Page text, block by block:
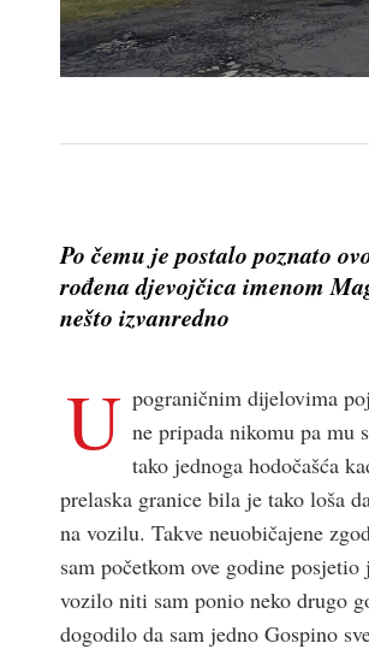
Po čemu je postalo poznato
rođena djevojčica imenom
nešto izvanredno
U pograničnim dijelovima
ne pripada nikomu pa mu
tako jednoga hodočašća
prelaska granice bila je tako loša
na vozilu. Takve neuobičajene
sam početkom ove godine
vozilo niti sam ponio neko drugo
dogodilo da sam jedno Gospino